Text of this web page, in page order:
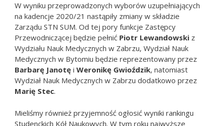
W wyniku przeprowadzonych wyborów uzupełniających
na kadencje 2020/21 nastąpiły zmiany w składzie
Zarządu STN SUM. Od tej pory funkcje Zastępcy
Przewodniczącej będzie pełnić Piotr Lewandowski z
Wydziału Nauk Medycznych w Zabrzu, Wydział Nauk
Medycznych w Bytomiu będzie reprezentowany przez
Barbarę Janotę i Weronikę Gwioździk, natomiast
Wydział Nauk Medycznych w Zabrzu dodatkowo przez
Marię Stec.
Mieliśmy również przyjemność ogłosić wyniki rankingu
Studenckich Kół Naukowych. W tym roku najwyższe